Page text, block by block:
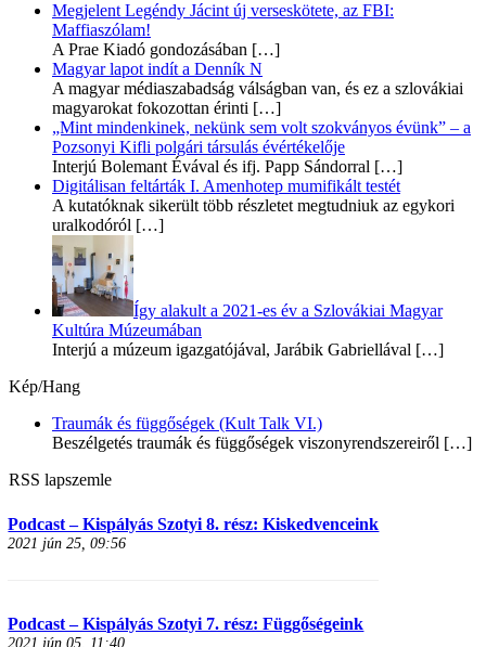
Megjelent Legéndy Jácint új verseskötete, az FBI:
Maffiaszólam!
A Prae Kiadó gondozásában […]
Magyar lapot indít a Denník N
A magyar médiaszabadság válságban van, és ez a szlovákiai
magyarokat fokozottan érinti […]
„Mint mindenkinek, nekünk sem volt szokványos évünk” – a
Pozsonyi Kifli polgári társulás évértékelője
Interjú Bolemant Évával és ifj. Papp Sándorral […]
Digitálisan feltárták I. Amenhotep mumifikált testét
A kutatóknak sikerült több részletet megtudniuk az egykori
uralkodóról […]
Így alakult a 2021-es év a Szlovákiai Magyar
Kultúra Múzeumában
Interjú a múzeum igazgatójával, Jarábik Gabriellával […]
Kép/Hang
Traumák és függőségek (Kult Talk VI.)
Beszélgetés traumák és függőségek viszonyrendszereiről […]
RSS lapszemle
Podcast – Kispályás Szotyi 8. rész: Kiskedvenceink
2021 jún 25, 09:56
Podcast – Kispályás Szotyi 7. rész: Függőségeink
2021 jún 05, 11:40